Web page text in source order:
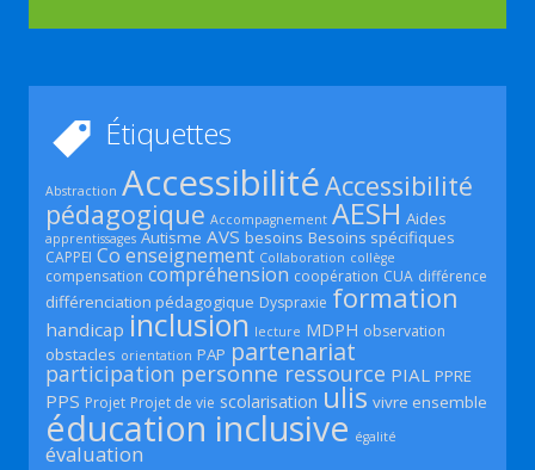
Étiquettes
Abstraction AccessibilitéAccessibilité
pédagogique Accompagnement AESH Aides
apprentissages Autisme AVS besoins Besoins spécifiques
CAPPEI Co enseignement Collaboration collège
compensation compréhension coopération CUA différence
différenciation pédagogique Dyspraxie formation
handicap inclusion lecture MDPH observation
obstacles orientation PAP partenariat
participation personne ressource PIAL PPRE
PPS Projet Projet de vie scolarisation ulis vivre ensemble
éducation inclusive égalité
évaluation